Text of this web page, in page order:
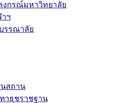
งกรณ์มหาวิทยาลัย
ฯ
รรณาลัย
สถาน
ธุชราชฐาน